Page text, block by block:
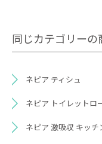
同じカテゴリーの
ネピア ティシュ
ネピア トイレットロ
ネピア 激吸収 キッチ